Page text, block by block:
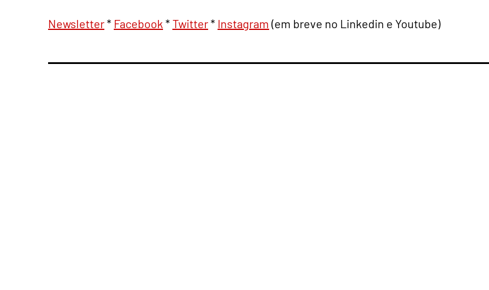
Newsletter* Facebook * Twitter* Instagram (em breve no Linkedin e Youtube)